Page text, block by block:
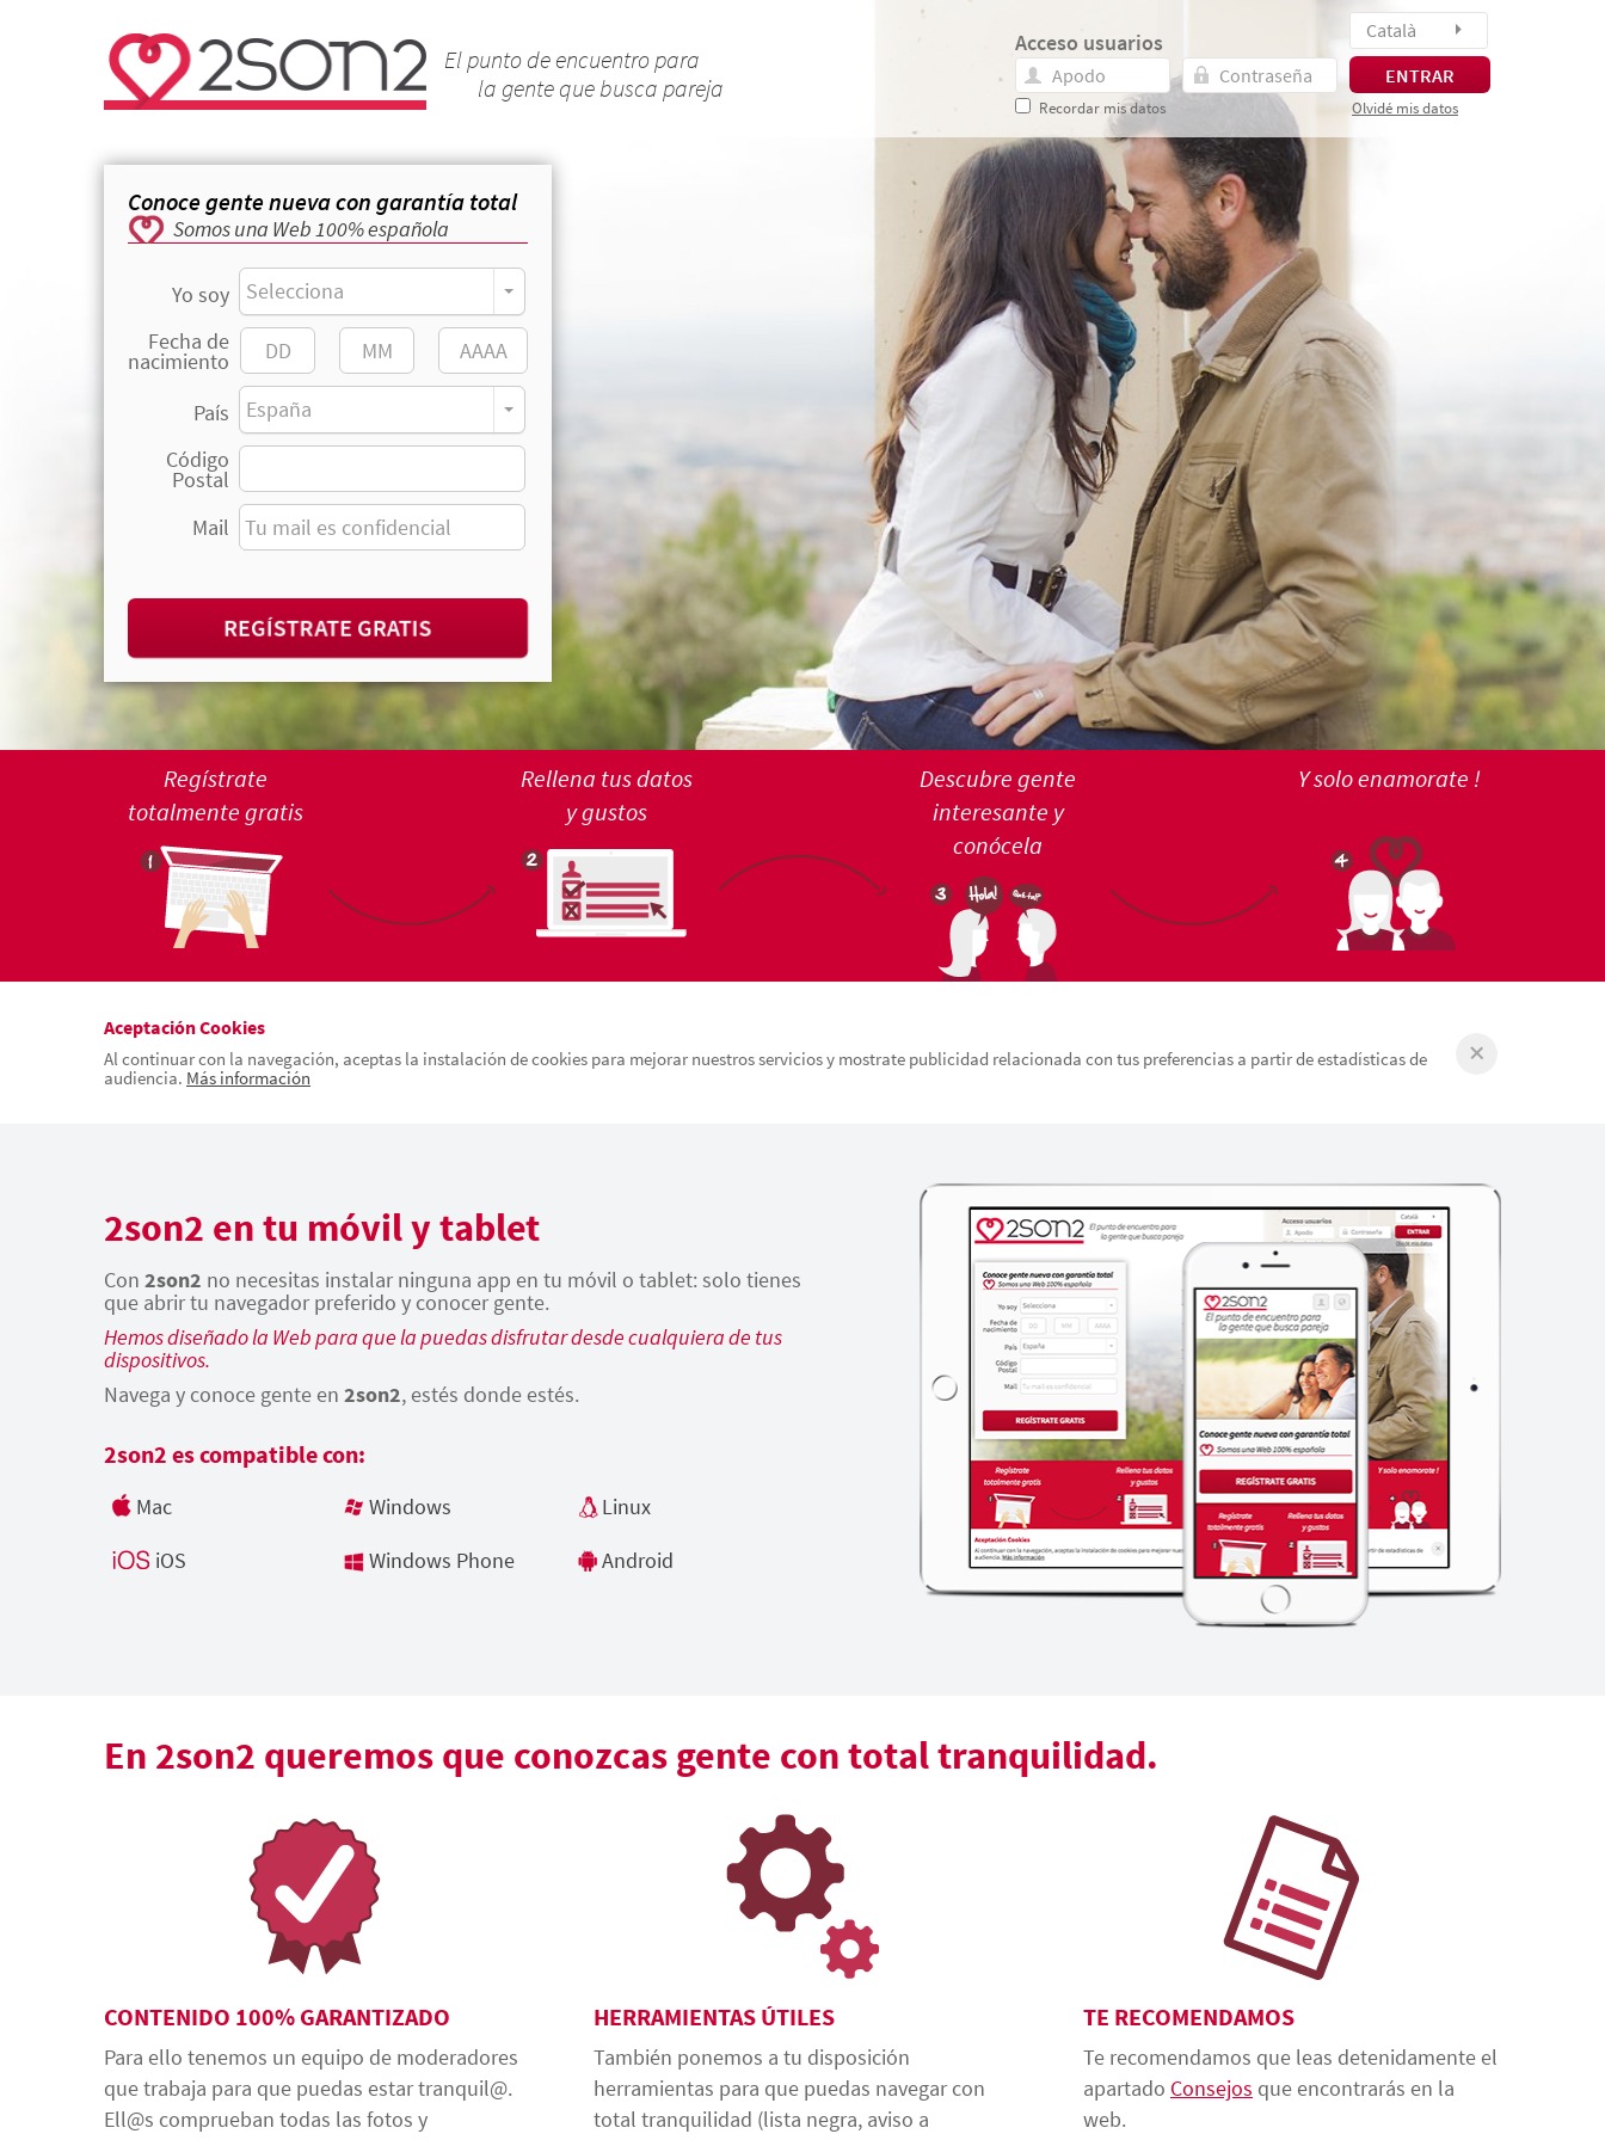
El punto de encuentro para
la gente que busca pareja
Acceso usuarios
Recordar mis datos
Català
ENTRAR
Olvidé mis datos
Conoce gente nueva con garantía total
Somos una Web 100% española
Yo soy
Selecciona
Fecha de
nacimiento
País
España
Código
Postal
Mail
REGÍSTRATE GRATIS
Regístrate
totalmente gratis
Rellena tus datos
y gustos
Descubre gente
interesante y
conócela
Y solo enamorate !
Aceptación Cookies
Al continuar con la navegación, aceptas la instalación de cookies para mejorar nuestros servicios y mostrate publicidad relacionada con tus preferencias a partir de estadísticas de
audiencia. Más información
2son2 en tu móvil y tablet
Con 2son2 no necesitas instalar ninguna app en tu móvil o tablet: solo tienes
que abrir tu navegador preferido y conocer gente.
Hemos diseñado la Web para que la puedas disfrutar desde cualquiera de tus
dispositivos.
Navega y conoce gente en 2son2, estés donde estés.
2son2 es compatible con:
Mac Windows
Linux
iOS
Windows Phone Android
En 2son2 queremos que conozcas gente con total tranquilidad.
CONTENIDO 100% GARANTIZADO
Para ello tenemos un equipo de moderadores
que trabaja para que puedas estar tranquil@.
Ell@s comprueban todas las fotos y
HERRAMIENTAS ÚTILES
También ponemos a tu disposición
herramientas para que puedas navegar con
total tranquilidad (lista negra, aviso a
TE RECOMENDAMOS
Te recomendamos que leas detenidamente el
apartado Consejos que encontrarás en la
web.